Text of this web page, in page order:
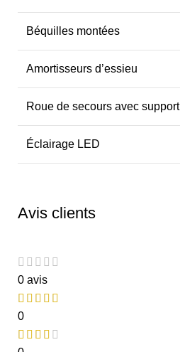
Béquilles montées
Amortisseurs d’essieu
Roue de secours avec support
Éclairage LED
Avis clients
0 avis
0